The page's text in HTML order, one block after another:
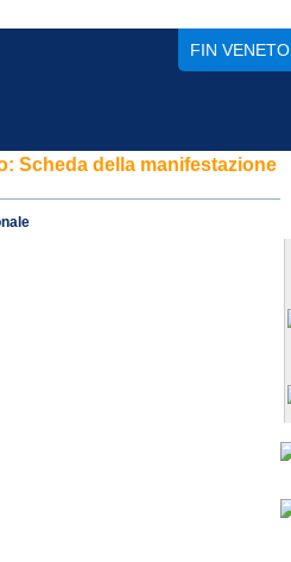
FIN VENETO
Scheda della manifestazione